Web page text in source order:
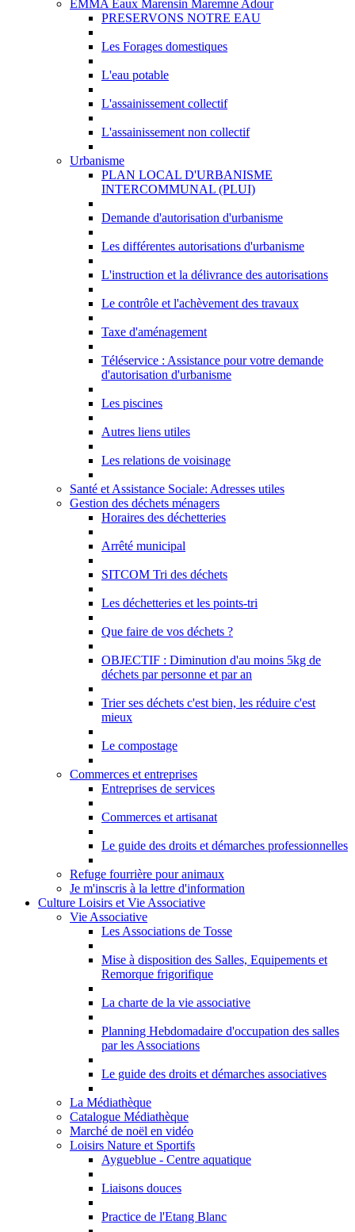
EMMA Eaux Marensin Maremne Adour
PRESERVONS NOTRE EAU
Les Forages domestiques
L'eau potable
L'assainissement collectif
L'assainissement non collectif
Urbanisme
PLAN LOCAL D'URBANISME
INTERCOMMUNAL (PLUI)
Demande d'autorisation d'urbanisme
Les différentes autorisations d'urbanisme
L'instruction et la délivrance des autorisations
Le contrôle et l'achèvement des travaux
Taxe d'aménagement
Téléservice : Assistance pour votre demande
d'autorisation d'urbanisme
Les piscines
Autres liens utiles
Les relations de voisinage
Santé et Assistance Sociale: Adresses utiles
Gestion des déchets ménagers
Horaires des déchetteries
Arrêté municipal
SITCOM Tri des déchets
Les déchetteries et les points-tri
Que faire de vos déchets ?
OBJECTIF : Diminution d'au moins 5kg de
déchets par personne et par an
Trier ses déchets c'est bien, les réduire c'est
mieux
Le compostage
Commerces et entreprises
Entreprises de services
Commerces et artisanat
Le guide des droits et démarches professionnelles
Refuge fourrière pour animaux
Je m'inscris à la lettre d'information
Culture Loisirs et Vie Associative
Vie Associative
Les Associations de Tosse
Mise à disposition des Salles, Equipements et
Remorque frigorifique
La charte de la vie associative
Planning Hebdomadaire d'occupation des salles
par les Associations
Le guide des droits et démarches associatives
La Médiathèque
Catalogue Médiathèque
Marché de noël en vidéo
Loisirs Nature et Sportifs
Aygueblue - Centre aquatique
Liaisons douces
Practice de l'Etang Blanc